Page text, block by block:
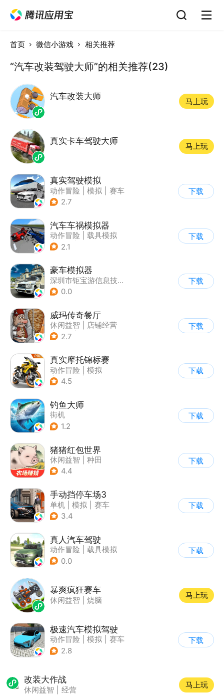
首页 微信小游戏 相关推荐
“汽车改装驾驶大师”的相关推荐(23)
汽车改装大师
马上玩
真实卡车驾驶大师
马上玩
真实驾驶模拟
动作冒险 模拟
赛车
| 漂移
2.7
下载
汽车车祸模拟器
动作冒险
载具模拟
| 汽车
2.1
下载
豪车模拟器
深圳市钜宝游信息技术有限公司
0.0
下载
威玛传奇餐厅
休闲益智
店铺经营
| 美食
2.7
下载
真实摩托锦标赛
动作冒险
模拟
| 摩托车
4.5
下载
钓鱼大师
街机
1.2
下载
猪猪红包世界
休闲益智
种田
| 田园生活
4.4
下载
手动挡停车场3
单机 模拟
赛车
| 开放世界
3.4
下载
真人汽车驾驶
动作冒险
载具模拟
| 汽车
0.0
下载
暴爽疯狂赛车
休闲益智 烧脑
马上玩
极速汽车模拟驾驶
动作冒险 模拟
赛车
| 漂移
2.8
下载
改装大作战
休闲益智 经营
马上玩